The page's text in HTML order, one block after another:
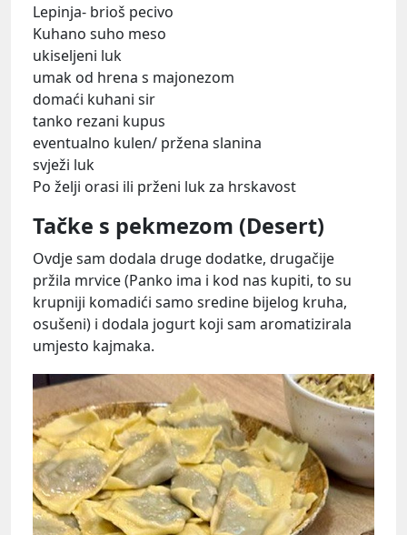
Lepinja- brioš pecivo
Kuhano suho meso
ukiseljeni luk
umak od hrena s majonezom
domaći kuhani sir
tanko rezani kupus
eventualno kulen/ pržena slanina
svježi luk
Po želji orasi ili prženi luk za hrskavost
Tačke s pekmezom (Desert)
Ovdje sam dodala druge dodatke, drugačije
pržila mrvice (Panko ima i kod nas kupiti, to su
krupniji komadići samo sredine bijelog kruha,
osušeni) i dodala jogurt koji sam aromatizirala
umjesto kajmaka.